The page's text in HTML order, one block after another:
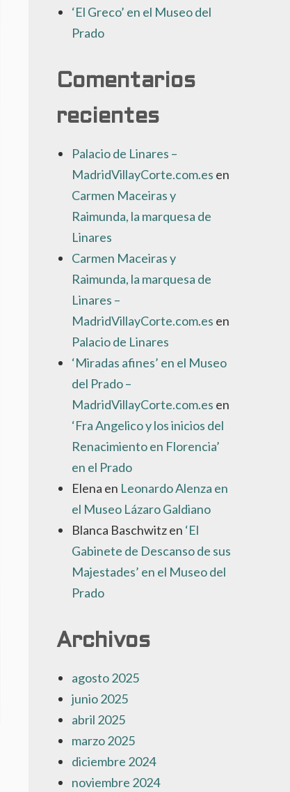
‘El Greco’ en el Museo del
Prado
Comentarios
recientes
Palacio de Linares –
MadridVillayCorte.com.es en
Carmen Maceiras y
Raimunda, la marquesa de
Linares
Carmen Maceiras y
Raimunda, la marquesa de
Linares –
MadridVillayCorte.com.es en
Palacio de Linares
‘Miradas afines’ en el Museo
del Prado –
MadridVillayCorte.com.es en
‘Fra Angelico y los inicios del
Renacimiento en Florencia’
en el Prado
Elena en Leonardo Alenza en
el Museo Lázaro Galdiano
Blanca Baschwitzen ‘El
Gabinete de Descanso de sus
Majestades’ en el Museo del
Prado
Archivos
agosto 2025
junio 2025
abril 2025
marzo 2025
diciembre 2024
noviembre 2024